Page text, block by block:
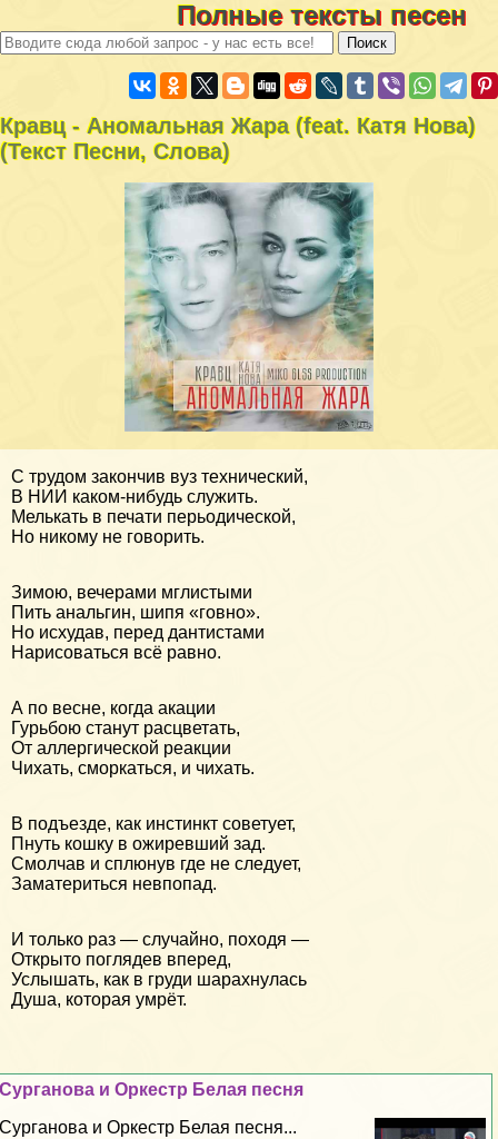
Полные тексты песен
Кравц - Аномальная Жара (feat. Катя Нова)
(Текст Песни, Слова)
С трудом закончив вуз технический,
В НИИ каком-нибудь служить.
Мелькать в печати перьодической,
Но никому не говорить.
Зимою, вечерами мглистыми
Пить анальгин, шипя «говно».
Но исхудав, перед дантистами
Нарисоваться всё равно.
А по весне, когда акации
Гурьбою станут расцветать,
От аллергической реакции
Чихать, сморкаться, и чихать.
В подъезде, как инстинкт советует,
Пнуть кошку в ожиревший зад.
Смолчав и сплюнув где не следует,
Заматериться невпопад.
И только раз — случайно, походя —
Открыто поглядев вперед,
Услышать, как в груди шарахнулась
Душа, которая умрёт.
Сурганова и Оркестр Белая песня
Сурганова и Оркестр Белая песня...